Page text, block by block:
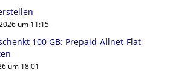
um 11:15
100 GB: Prepaid-Allnet-Flat
um 18:01